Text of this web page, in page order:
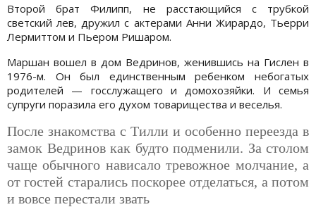
Второй брат Филипп, не расстающийся с трубкой
светский лев, дружил с актерами Анни Жирардо, Тьерри
Лермиттом и Пьером Ришаром.
Маршан вошел в дом Ведринов, женившись на Гислен в
1976-м. Он был единственным ребенком небогатых
родителей — госслужащего и домохозяйки. И семья
супруги поразила его духом товарищества и веселья.
После знакомства с Тилли и особенно переезда в
замок Ведринов как будто подменили. За столом
чаще обычного нависало тревожное молчание, а
от гостей старались поскорее отделаться, а потом
и вовсе перестали звать